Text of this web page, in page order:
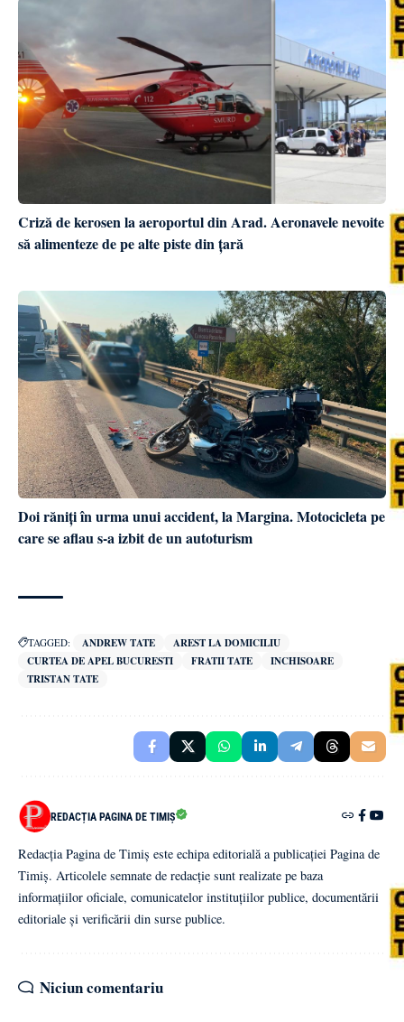
Criză de kerosen la aeroportul din Arad. Aeronavele nevoite
să alimenteze de pe alte piste din țară
Doi răniți în urma unui accident, la Margina. Motocicleta pe
care se aflau s-a izbit de un autoturism
TAGGED: ANDREW TATE
AREST LA DOMICILIU
CURTEA DE APEL BUCURESTI
FRATII TATE
INCHISOARE
TRISTAN TATE
REDACȚIA PAGINA DE TIMIȘ
Redacția Pagina de Timiș este echipa editorială a publicației Pagina de
Timiș. Articolele semnate de redacție sunt realizate pe baza
informațiilor oficiale, comunicatelor instituțiilor publice, documentării
editoriale și verificării din surse publice.
Niciun comentariu